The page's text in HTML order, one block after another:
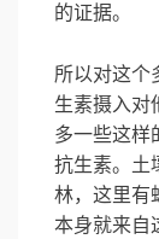
的证据。
所以对这个
生素摄入对
多一些这样
抗生素。土
林，这里有
本身就来自